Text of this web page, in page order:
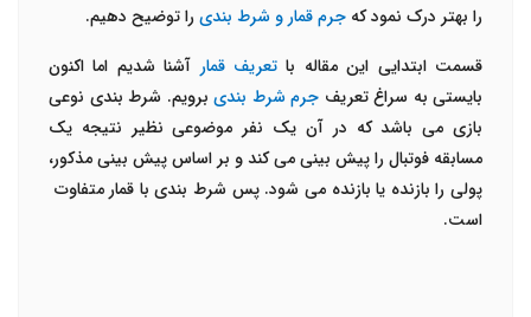
را بهتر درک نمود که جرم قمار و شرط بندیرا توضیح دهیم.
قسمت ابتدایی این مقاله با تعریف قمار آشنا شدیم اما اکنون
بایستی به سراغ تعریف جرم شرط بندی برویم. شرط بندی نوعی
بازی می باشد که در آن یک نفر موضوعی نظیر نتیجه یک
مسابقه فوتبال را پیش بینی می کند و بر اساس پیش بینی مذکور،
پولی را بازنده یا بازنده می شود. پس شرط بندی با قمار متفاوت
است.